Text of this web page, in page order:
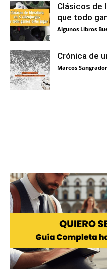
Clásicos de
que todo
Algunos Libros
Crónica de
Marcos Sangrador